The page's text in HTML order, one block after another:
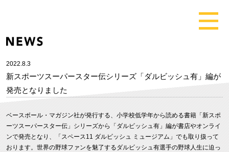
2022.8.3
新スポーツスーパースター伝シリーズ「ダルビッシュ有」編が
発売となりました
ベースボール・マガジン社が発行する、小学校低学年から読める書籍「新スポ
ーツスーパースター伝」シリーズから「ダルビッシュ有」編が書店やオンライ
ンで発売となり、「スペース11 ダルビッシュ ミュージアム」でも取り扱って
おります。世界の野球ファンを魅了するダルビッシュ有選手の野球人生に迫っ